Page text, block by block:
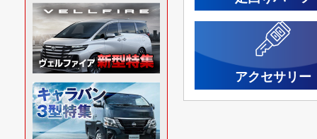
アクセサリー